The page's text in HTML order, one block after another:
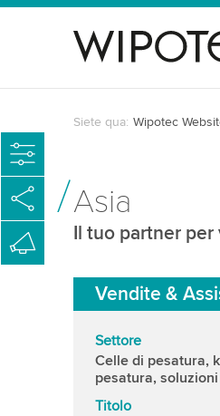
Siete qua: Wipotec
Asia
Il tuo partner
Vendite &
Settore
Celle di pesatura,
pesatura,
Titolo